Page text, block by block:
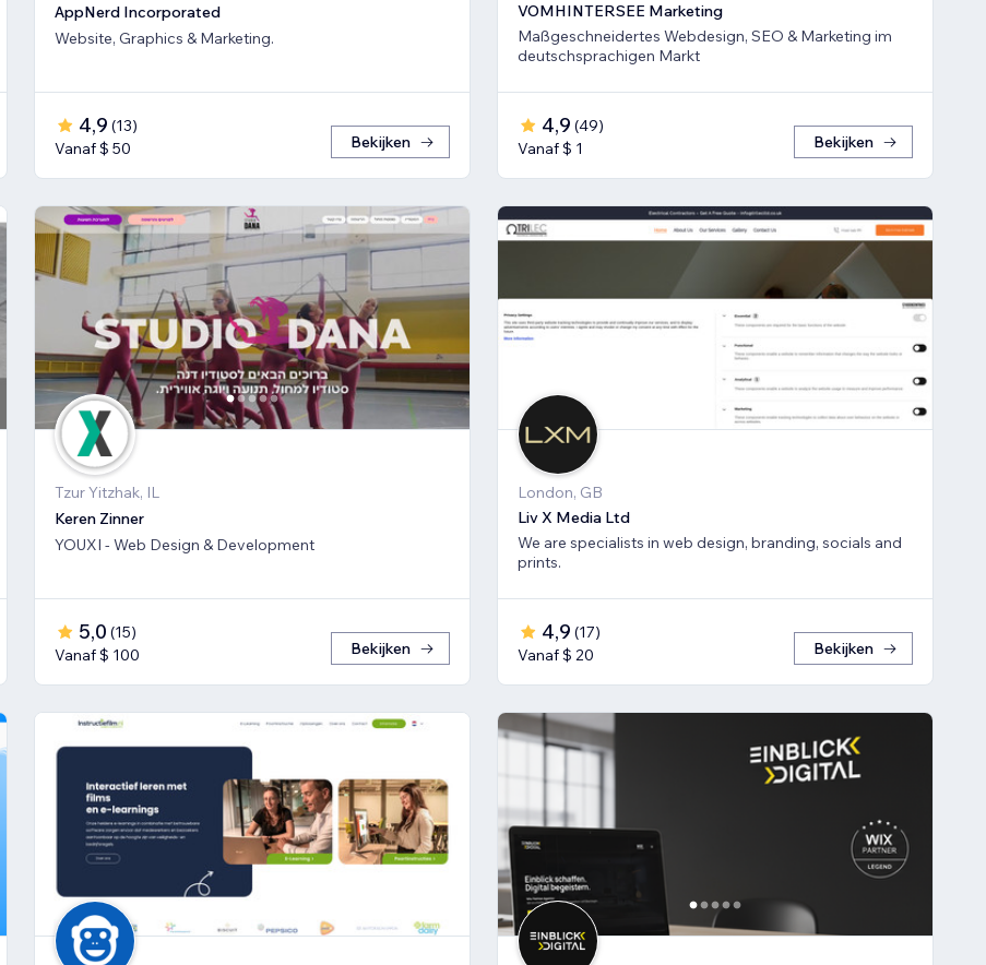
AppNerd Incorporated
Website, Graphics & Marketing.
4,9 (13)
Vanaf $ 50
Bekijken
VOMHINTERSEE Marketing
Maßgeschneidertes Webdesign, SEO & Marketing im
deutschsprachigen Markt
4,9 (49)
Vanaf $ 1
Bekijken
Tzur Yitzhak, IL
Keren Zinner
YOUXI - Web Design & Development
5,0 (15)
Vanaf $ 100
Bekijken
London, GB
Liv X Media Ltd
We are specialists in web design, branding, socials and
prints.
4,9 (17)
Vanaf $ 20
Bekijken